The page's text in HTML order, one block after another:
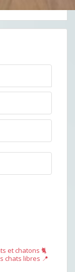
et chatons 🐈
chats libres 📍